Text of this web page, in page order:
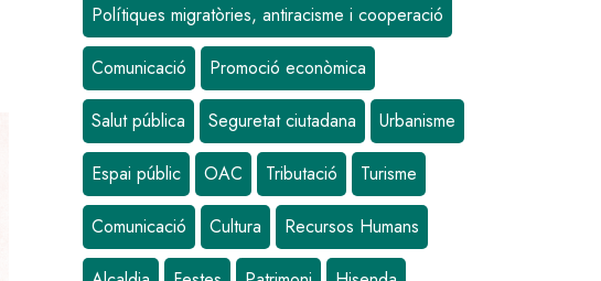
Polítiques migratòries, antiracisme i cooperació
Comunicació Promoció econòmica
Salut pública Seguretat ciutadana Urbanisme
Espai públic OAC Tributació Turisme
Comunicació Cultura Recursos Humans